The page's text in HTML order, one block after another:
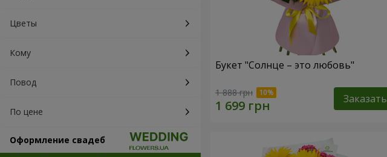
Цветы
Кому
Повод
По цене
Оформление свадеб
Букет "Солнце – это любовь"
1 888 грн Заказать